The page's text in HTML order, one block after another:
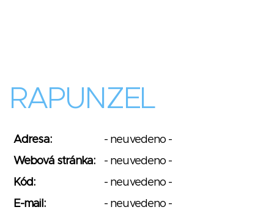
RAPUNZEL
Adresa:
- neuvedeno -
Webová stránka:
- neuvedeno -
Kód:
- neuvedeno -
E-mail:
- neuvedeno -